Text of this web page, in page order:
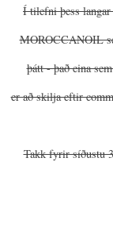
Í tilefni þess langar
MOROCCANOIL
þátt - það eina
er að skilja eftir
Takk fyrir síðustu